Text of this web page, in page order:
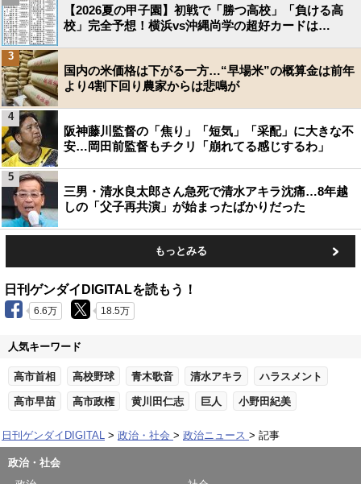
【2026夏の甲子園】初戦で「勝つ高校」「負ける高
校」完全予想！横浜vs沖縄尚学の超好カードは…
国内の米価格は下がる一方…“早場米”の概算金は前年
より4割下回り農家からは悲鳴が
3
阪神藤川監督の「焦り」「短気」「采配」に大きな不
安…岡田前監督もチクリ「崩れてる感じするわ」
4
三男・清水良太郎さん急死で清水アキラ沈痛…8年越
しの「父子再共演」が始まったばかりだった
5
もっとみる
日刊ゲンダイDIGITALを読もう！
6.6万 18.5万
人気キーワード
高市首相 高校野球 青木歌音 清水アキラ ハラスメント
高市早苗 高市政権 黄川田仁志 巨人 小野田紀美
日刊ゲンダイDIGITAL 政治・社会 政治ニュース 記事
政治・社会